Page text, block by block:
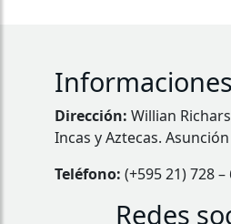
Informaciones
Dirección: Willian
Incas y Aztecas.
Teléfono: (+595 21) 728 –
Redes